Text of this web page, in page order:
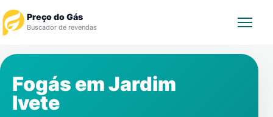
Preço do Gás
Buscador de revendas
Revendedor
Fogás emJardim
Ivete